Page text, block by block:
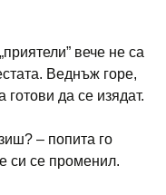
вече не са
Веднъж горе,
готови да се изядат.
– попита го
си се променил.